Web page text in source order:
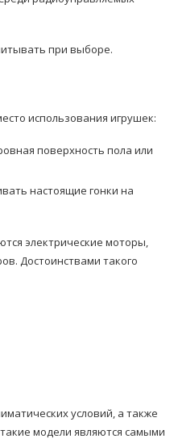
при выборе.
использования игрушек:
поверхность пола или
настоящие гонки на
электрические моторы,
Достоинствами такого
условий, а также
модели являются самыми